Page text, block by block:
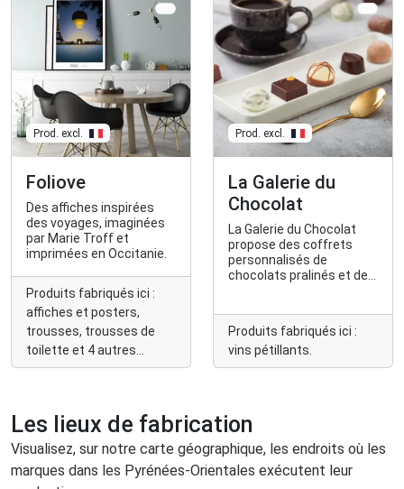
Prod. excl.
Foliove
Des affiches inspirées
des voyages, imaginées
par Marie Troff et
imprimées en Occitanie.
Produits fabriqués ici :
affiches et posters,
trousses, trousses de
toilette et 4 autres
encore...
Prod. excl.
La Galerie du
Chocolat
La Galerie du Chocolat
propose des coffrets
personnalisés de
chocolats pralinés et de
avec des extraits
naturels de cacao et de
noisettes.
Produits fabriqués ici :
vins pétillants.
Les lieux de fabrication
Visualisez, sur notre carte géographique, les endroits où les
marques dans les Pyrénées-Orientales exécutent leur